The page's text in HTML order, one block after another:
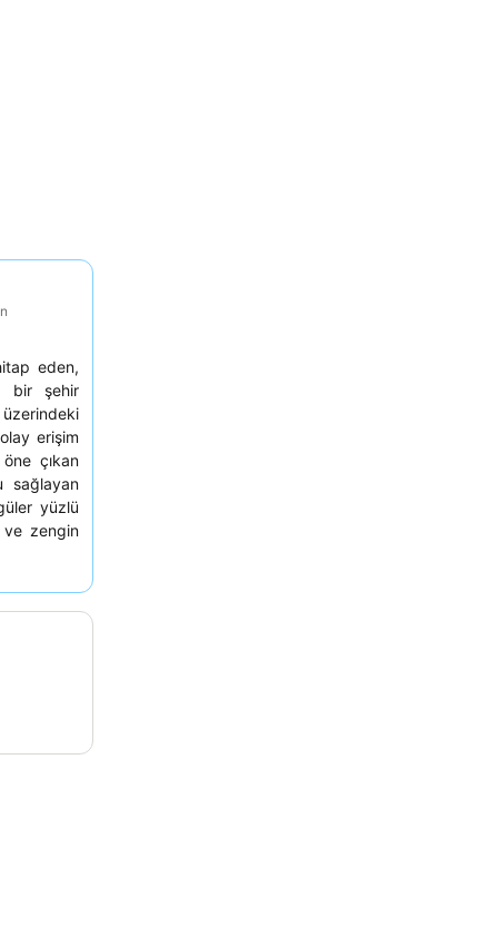
eden,
bir şehir
erişim
çıkan
sağlayan
yüzlü
zengin